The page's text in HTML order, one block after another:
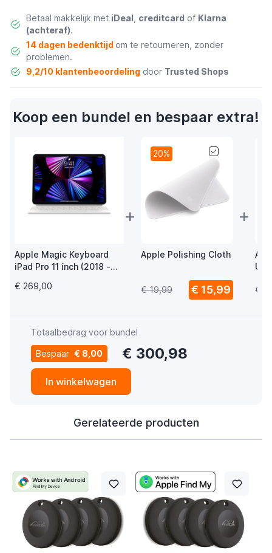
Betaal makkelijk met iDeal creditcard of Klarna
(achteraf).
14 dagen bedenktijd om te retourneren, zonder
problemen.
9,2/10 klantenbeoordelingdoor Trusted Shops
Koop een bundel en bespaar extra!
Apple Magic Keyboard
iPad Pro 11 inch (2018 -
(2020 - 2026) QWERTY
€ 269,00
+
20%
Apple Polishing Cloth
€ 19,99 € 15,99
+
€
Totaalbedrag voor bundel
Bespaar € 8,00 € 300,98
In winkelwagen
Gerelateerde producten